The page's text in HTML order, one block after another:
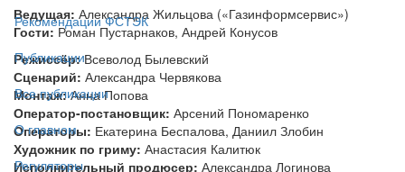
Рекомендации ФСТЭК
Публикации
Все публикации
О главном
Регуляторы
Ведущая: Александра Жильцова («Газинформсервис»)
Гости:Роман Пустарнаков, Андрей Конусов
Режиссёр:Всеволод Былевский
Сценарий: Александра Червякова
Монтаж:Анна Попова
Оператор-постановщик: Арсений Пономаренко
Операторы: Екатерина Беспалова, Даниил Злобин
Художник по гриму: Анастасия Калитюк
Исполнительный продюсер: Александра Логинова